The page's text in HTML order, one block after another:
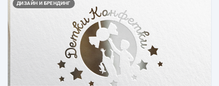
ДИЗАЙН И БРЕНДИНГ